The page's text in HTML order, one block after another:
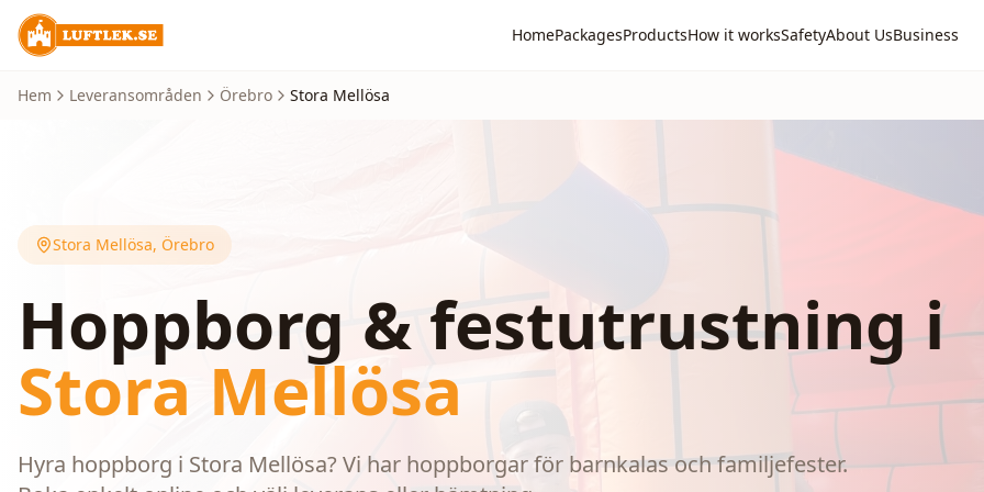
HomePackagesProductsHow it worksSafetyAbout UsBusiness
Hem Leveransområden Örebro Stora Mellösa
Stora Mellösa, Örebro
Hoppborg & festutrustning i
Stora Mellösa
Hyra hoppborg i Stora Mellösa? Vi har hoppborgar för barnkalas och familjefester.